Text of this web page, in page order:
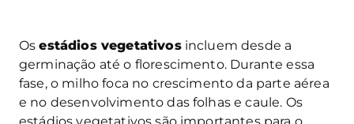
Osestádios vegetativosincluem desde a
germinação até o florescimento. Durante essa
fase, o milho foca no crescimento da parte aérea
e no desenvolvimento das folhas e caule. Os